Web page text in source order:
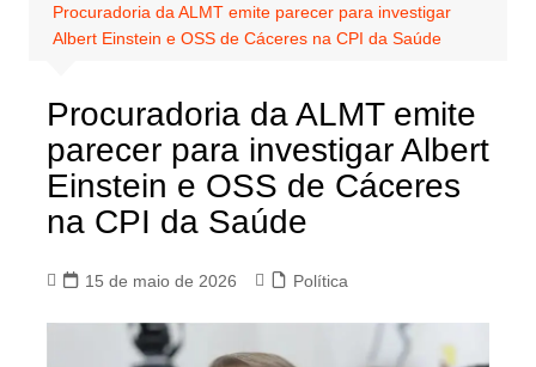
Procuradoria da ALMT emite parecer para investigar
Albert Einstein e OSS de Cáceres na CPI da Saúde
Procuradoria da ALMT emite
parecer para investigar Albert
Einstein e OSS de Cáceres
na CPI da Saúde
15 de maio de 2026 Política